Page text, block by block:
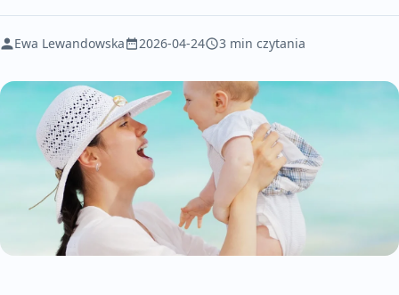
Ewa Lewandowska 2026-04-24 3 min czytania